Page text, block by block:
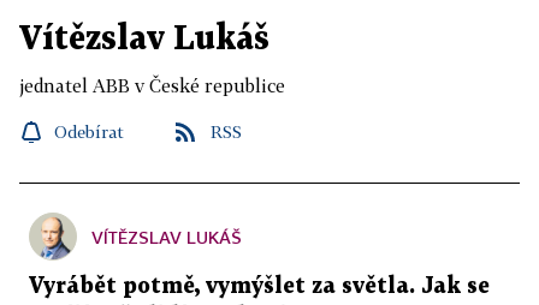
Vítězslav Lukáš
jednatel ABB v České republice
Odebírat RSS
VÍTĚZSLAV LUKÁŠ
Vyrábět potmě, vymýšlet za světla. Jak se